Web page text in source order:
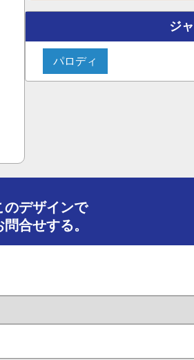
ジ
パロディ
のデザインで
問合せする。